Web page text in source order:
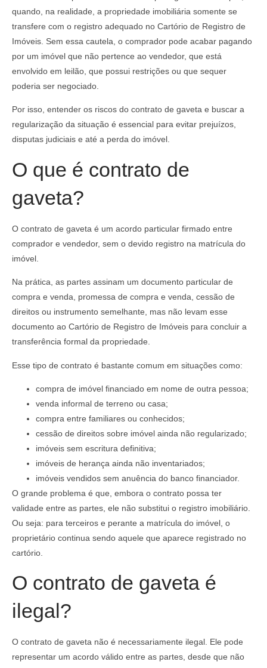
quando, na realidade, a propriedade imobiliária somente se
transfere com o registro adequado no Cartório de Registro de
Imóveis. Sem essa cautela, o comprador pode acabar pagando
por um imóvel que não pertence ao vendedor, que está
envolvido em leilão, que possui restrições ou que sequer
poderia ser negociado.
Por isso, entender os riscos do contrato de gaveta e buscar a
regularização da situação é essencial para evitar prejuízos,
disputas judiciais e até a perda do imóvel.
O que é contrato de
gaveta?
O contrato de gaveta é um acordo particular firmado entre
comprador e vendedor, sem o devido registro na matrícula do
imóvel.
Na prática, as partes assinam um documento particular de
compra e venda, promessa de compra e venda, cessão de
direitos ou instrumento semelhante, mas não levam esse
documento ao Cartório de Registro de Imóveis para concluir a
transferência formal da propriedade.
Esse tipo de contrato é bastante comum em situações como:
compra de imóvel financiado em nome de outra pessoa;
venda informal de terreno ou casa;
compra entre familiares ou conhecidos;
cessão de direitos sobre imóvel ainda não regularizado;
imóveis sem escritura definitiva;
imóveis de herança ainda não inventariados;
imóveis vendidos sem anuência do banco financiador.
O grande problema é que, embora o contrato possa ter
validade entre as partes, ele não substitui o registro imobiliário.
Ou seja: para terceiros e perante a matrícula do imóvel, o
proprietário continua sendo aquele que aparece registrado no
cartório.
O contrato de gaveta é
ilegal?
O contrato de gaveta não é necessariamente ilegal. Ele pode
representar um acordo válido entre as partes, desde que não